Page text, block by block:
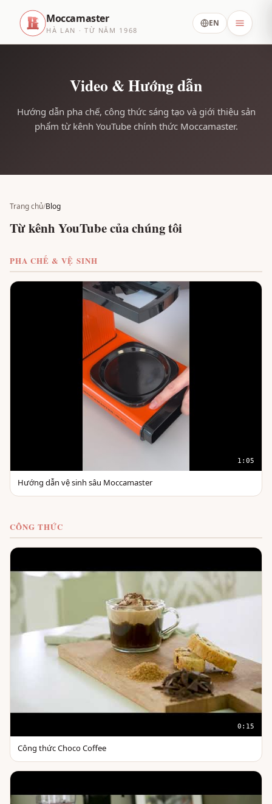
Moccamaster
HÀ LAN · TỪ NĂM 1968
EN
Video & Hướng dẫn
Hướng dẫn pha chế, công thức sáng tạo và giới thiệu sản
phẩm từ kênh YouTube chính thức Moccamaster.
Trang chủ/Blog
Từ kênh YouTube của chúng tôi
PHA CHẾ & VỆ SINH
1:05
Hướng dẫn vệ sinh sâu Moccamaster
CÔNG THỨC
0:15
Công thức Choco Coffee